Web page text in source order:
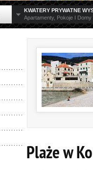
KWATERY PRYWATNE
Apartamenty, Pokoje I
Plaże w